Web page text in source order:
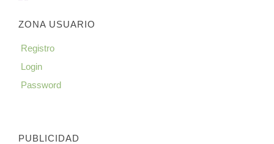
ZONA USUARIO
Registro
Login
Password
PUBLICIDAD